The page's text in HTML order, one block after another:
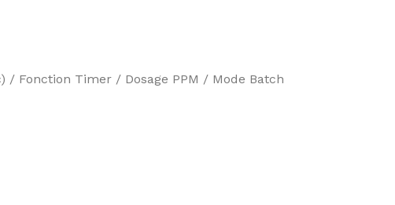
Fonction Timer / Dosage PPM / Mode Batch